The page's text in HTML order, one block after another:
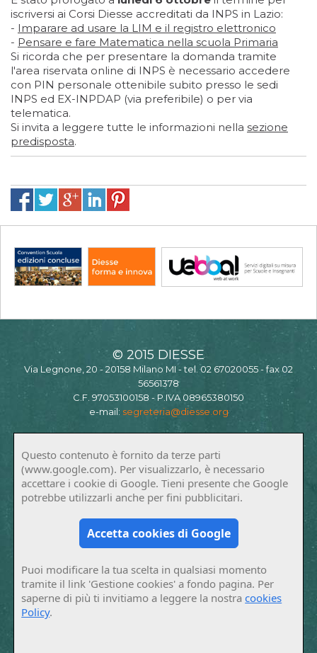
iscriversi ai Corsi Diesse accreditati da INPS in Lazio:
- Imparare ad usare la LIM e il registro elettronico
- Pensare e fare Matematica nella scuola Primaria
Si ricorda che per presentare la domanda tramite
l'area riservata online di INPS è necessario accedere
con PIN personale ottenibile subito presso le sedi
INPS ed EX-INPDAP (via preferibile) o per via
telematica.
Si invita a leggere tutte le informazioni nella sezione
predisposta.
© 2015 DIESSE
Via Legnone, 20 - 20158 Milano MI - tel. 02 67020055 - fax 02
56561378
C.F. 97053100158 - P.IVA 08965380150
e-mail: segreteria@diesse.org
Questo contenuto è fornito da terze parti
(www.google.com). Per visualizzarlo, è necessario
accettare i cookie di Google. Tieni presente che Google
potrebbe utilizzarli anche per fini pubblicitari.
Accetta cookies di Google
Puoi modificare la tua scelta in qualsiasi momento
tramite il link 'Gestione cookies' a fondo pagina. Per
saperne di più ti invitiamo a leggere la nostracookies
Policy.